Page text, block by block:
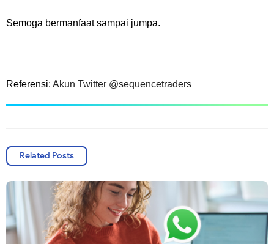
Semoga bermanfaat sampai jumpa.
Referensi: Akun Twitter @sequencetraders
Related Posts